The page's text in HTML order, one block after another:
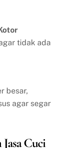
tidak ada
besar,
agar segar
Cuci